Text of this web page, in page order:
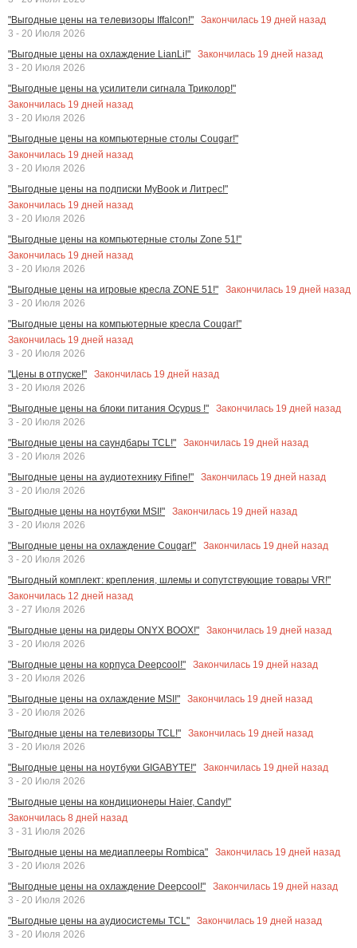
"Выгодные цены на телевизоры Iffalcon!"
Закончилась 19 дней назад
3 - 20 Июля 2026
"Выгодные цены на охлаждение LianLi!"
Закончилась 19 дней назад
3 - 20 Июля 2026
"Выгодные цены на усилители сигнала Триколор!"
Закончилась 19 дней назад
3 - 20 Июля 2026
"Выгодные цены на компьютерные столы Cougar!"
Закончилась 19 дней назад
3 - 20 Июля 2026
"Выгодные цены на подписки MyBook и Литрес!"
Закончилась 19 дней назад
3 - 20 Июля 2026
"Выгодные цены на компьютерные столы Zone 51!"
Закончилась 19 дней назад
3 - 20 Июля 2026
"Выгодные цены на игровые кресла ZONE 51!"
Закончилась 19 дней назад
3 - 20 Июля 2026
"Выгодные цены на компьютерные кресла Cougar!"
Закончилась 19 дней назад
3 - 20 Июля 2026
"Цены в отпуске!"
Закончилась 19 дней назад
3 - 20 Июля 2026
"Выгодные цены на блоки питания Ocypus !"
Закончилась 19 дней назад
3 - 20 Июля 2026
"Выгодные цены на саундбары TCL!"
Закончилась 19 дней назад
3 - 20 Июля 2026
"Выгодные цены на аудиотехнику Fifine!"
Закончилась 19 дней назад
3 - 20 Июля 2026
"Выгодные цены на ноутбуки MSI!"
Закончилась 19 дней назад
3 - 20 Июля 2026
"Выгодные цены на охлаждение Cougar!"
Закончилась 19 дней назад
3 - 20 Июля 2026
"Выгодный комплект: крепления, шлемы и сопутствующие товары VR!"
Закончилась 12 дней назад
3 - 27 Июля 2026
"Выгодные цены на ридеры ONYX BOOX!"
Закончилась 19 дней назад
3 - 20 Июля 2026
"Выгодные цены на корпуса Deepcool!"
Закончилась 19 дней назад
3 - 20 Июля 2026
"Выгодные цены на охлаждение MSI!"
Закончилась 19 дней назад
3 - 20 Июля 2026
"Выгодные цены на телевизоры TCL!"
Закончилась 19 дней назад
3 - 20 Июля 2026
"Выгодные цены на ноутбуки GIGABYTE!"
Закончилась 19 дней назад
3 - 20 Июля 2026
"Выгодные цены на кондиционеры Haier, Candy!"
Закончилась 8 дней назад
3 - 31 Июля 2026
"Выгодные цены на медиаплееры Rombica"
Закончилась 19 дней назад
3 - 20 Июля 2026
"Выгодные цены на охлаждение Deepcool!"
Закончилась 19 дней назад
3 - 20 Июля 2026
"Выгодные цены на аудиосистемы TCL"
Закончилась 19 дней назад
3 - 20 Июля 2026